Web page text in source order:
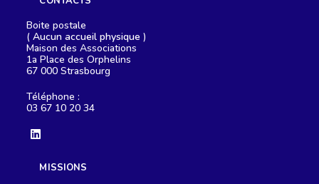
Boite postale
( Aucun accueil physique)
Maison des Associations
1a Place des Orphelins
67 000 Strasbourg
Téléphone :
03 67 10 20 34
unMISSIONS